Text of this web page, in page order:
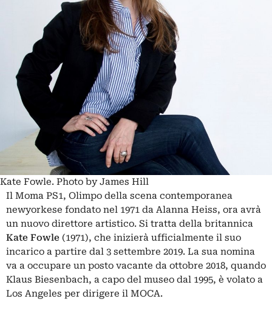
Kate Fowle. Photo by James Hill
Il Moma PS1, Olimpo della scena contemporanea
newyorkese fondato nel 1971 da Alanna Heiss, ora avrà
un nuovo direttore artistico. Si tratta della britannica
Kate Fowle (1971), che inizierà ufficialmente il suo
incarico a partire dal 3 settembre 2019. La sua nomina
va a occupare un posto vacante da ottobre 2018, quando
Klaus Biesenbach, a capo del museo dal 1995, è volato a
Los Angeles per dirigere il MOCA.